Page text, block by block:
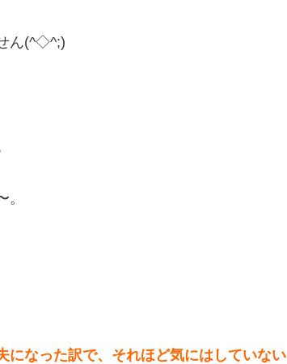
ん(^◇^;)
になった訳で、それほど気にはしていない